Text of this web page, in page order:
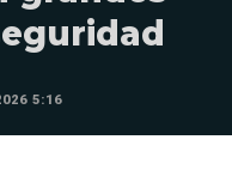
5:16